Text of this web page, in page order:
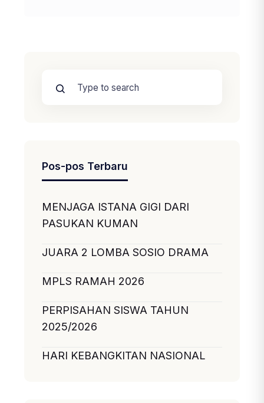
Pos-pos Terbaru
MENJAGA ISTANA GIGI DARI
PASUKAN KUMAN
JUARA 2 LOMBA SOSIO DRAMA
MPLS RAMAH 2026
PERPISAHAN SISWA TAHUN
2025/2026
HARI KEBANGKITAN NASIONAL